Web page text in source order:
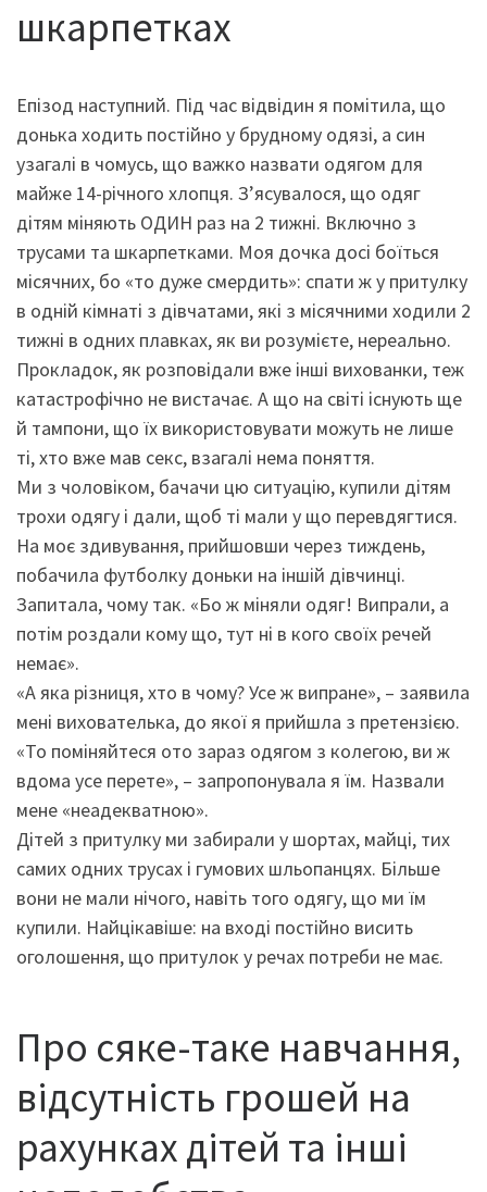
шкарпетках
Епізод наступний. Під час відвідин я помітила, що
донька ходить постійно у брудному одязі, а син
узагалі в чомусь, що важко назвати одягом для
майже 14-річного хлопця. З’ясувалося, що одяг
дітям міняють ОДИН раз на 2 тижні. Включно з
трусами та шкарпетками. Моя дочка досі боїться
місячних, бо «то дуже смердить»: спати ж у притулку
в одній кімнаті з дівчатами, які з місячними ходили 2
тижні в одних плавках, як ви розумієте, нереально.
Прокладок, як розповідали вже інші вихованки, теж
катастрофічно не вистачає. А що на світі існують ще
й тампони, що їх використовувати можуть не лише
ті, хто вже мав секс, взагалі нема поняття.
Ми з чоловіком, бачачи цю ситуацію, купили дітям
трохи одягу і дали, щоб ті мали у що перевдягтися.
На моє здивування, прийшовши через тиждень,
побачила футболку доньки на іншій дівчинці.
Запитала, чому так. «Бо ж міняли одяг! Випрали, а
потім роздали кому що, тут ні в кого своїх речей
немає».
«А яка різниця, хто в чому? Усе ж випране», – заявила
мені вихователька, до якої я прийшла з претензією.
«То поміняйтеся ото зараз одягом з колегою, ви ж
вдома усе перете», – запропонувала я їм. Назвали
мене «неадекватною».
Дітей з притулку ми забирали у шортах, майці, тих
самих одних трусах і гумових шльопанцях. Більше
вони не мали нічого, навіть того одягу, що ми їм
купили. Найцікавіше: на вході постійно висить
оголошення, що притулок у речах потреби не має.
Про сяке-таке навчання,
відсутність грошей на
рахунках дітей та інші